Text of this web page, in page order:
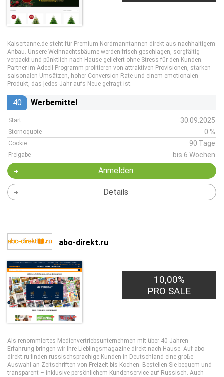
Kaisertanne.de steht für Premium-Nordmanntannen direkt aus nachhaltigem
Anbau. Unsere Weihnachtsbäume werden frisch geschlagen, sorgfältig
verpackt und pünktlich nach Hause geliefert ohne Stress für den Kunden.
Partner im Adcell-Programm profitieren von attraktiven Provisionen, starken
saisonalen Umsätzen, hoher Conversion-Rate und einem emotionalen
Produkt, das jedes Jahr aufs Neue gefragt ist.
40 Werbemittel
Start 30.09.2025
Stornoquote 0 %
Cookie 90 Tage
Freigabe bis 6 Wochen
Anmelden
Details
abo-direkt.ru
10,00%
PRO SALE
Als renommiertes Medienvertriebsunternehmen mit über 40 Jahren
Erfahrung bringen wir Ihre Lieblingsmagazine direkt nach Hause. Auf abo-
direkt.ru finden russischsprachige Kunden in Deutschland eine große
Auswahl an Zeitschriften von Freizeit bis Kochen. Bestellen Sie bequem und
transparent – inklusive persönlichem Kundenservice auf Russisch. Auch